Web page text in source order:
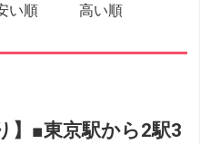
い順 高い順
】■東京駅から2駅3